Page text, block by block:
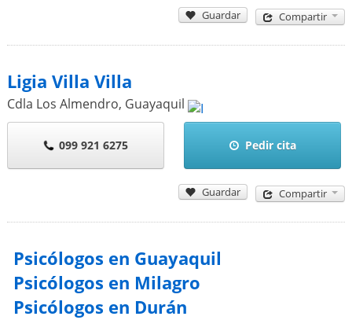
Guardar Compartir
Ligia Villa Villa
Cdla Los Almendro, Guayaquil
099 921 6275 Pedir cita
Guardar Compartir
Psicólogos en Guayaquil
Psicólogos en Milagro
Psicólogos en Durán